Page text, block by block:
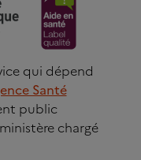
qui dépend
Santé
public
chargé